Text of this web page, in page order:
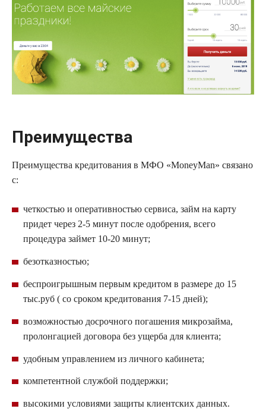
Преимущества
Преимущества кредитования в МФО «MoneyMan» связано
с:
четкостью и оперативностью сервиса,займ на карту
придет через 2-5 минут после одобрения, всего
процедура займет 10-20 минут;
безотказностью;
беспроигрышным первым кредитом в размере до 15
тыс.руб ( со сроком кредитования 7-15 дней);
возможностью досрочного погашениямикрозайма,
пролонгацией договора без ущерба для клиента;
удобным управлением из личного кабинета;
компетентной службой поддержки;
высокими условиями защиты клиентских данных.